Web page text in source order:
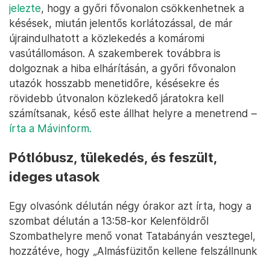
jelezte, hogy a győri fővonalon csökkenhetnek a
késések, miután jelentős korlátozással, de már
újraindulhatott a közlekedés a komáromi
vasútállomáson. A szakemberek továbbra is
dolgoznak a hiba elhárításán, a győri fővonalon
utazók hosszabb menetidőre, késésekre és
rövidebb útvonalon közlekedő járatokra kell
számítsanak, késő este állhat helyre a menetrend –
írta a Mávinform.
Pótlóbusz, tülekedés, és feszült,
ideges utasok
Egy olvasónk délután négy órakor azt írta, hogy a
szombat délután a 13:58-kor Kelenföldről
Szombathelyre menő vonat Tatabányán vesztegel,
hozzátéve, hogy „Almásfüzitőn kellene felszállnunk